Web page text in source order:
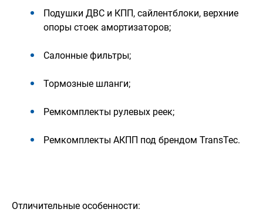
Подушки ДВС и КПП, сайлентблоки, верхние
опоры стоек амортизаторов;
Салонные фильтры;
Тормозные шланги;
Ремкомплекты рулевых реек;
Ремкомплекты АКПП под брендом TransTec.
Отличительные особенности: